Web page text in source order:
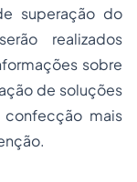
superação do
realizados
sobre
de soluções
mais